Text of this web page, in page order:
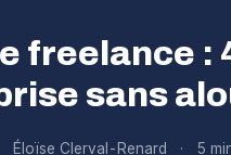
freelance :
sans
Éloïse Clerval-Renard · 5